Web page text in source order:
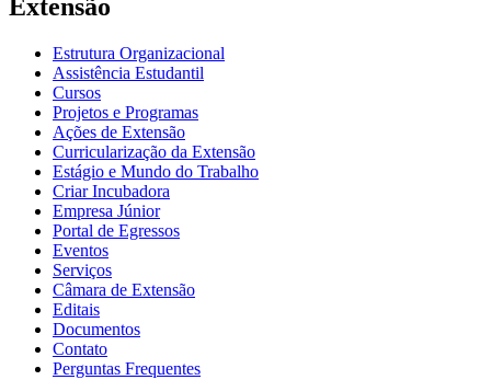
Extensão
Estrutura Organizacional
Assistência Estudantil
Cursos
Projetos e Programas
Ações de Extensão
Curricularização da Extensão
Estágio e Mundo do Trabalho
Criar Incubadora
Empresa Júnior
Portal de Egressos
Eventos
Serviços
Câmara de Extensão
Editais
Documentos
Contato
Perguntas Frequentes